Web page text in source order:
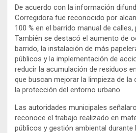
De acuerdo con la información
Corregidora fue reconocido por
100 % en el barrido manual de calles,
También se destacó el aumento de
barrido, la instalación de más
públicos y la implementación de
reducir la acumulación de residuos
que buscan mejorar la limpieza de la
la protección del entorno urbano.
Las autoridades municipales
reconoce el trabajo realizado en
públicos y gestión ambiental